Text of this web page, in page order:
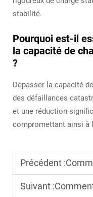
stabilité.
Pourquoi est-il
la capacité de
?
Dépasser la capacité
des défaillances
et une réduction
compromettant ainsi à
Précédent :Comment
Suivant :Comment